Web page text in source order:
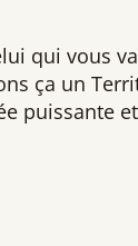
qui vous
ça un
puissante